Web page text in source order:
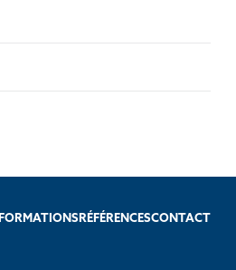
FORMATIONS RÉFÉRENCESCONTACT